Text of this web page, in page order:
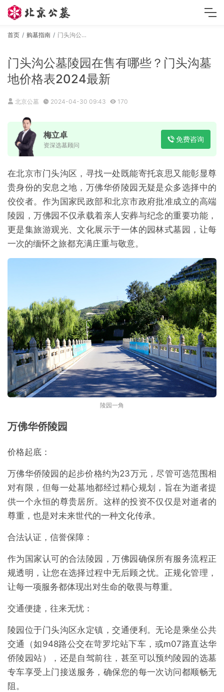
首页 购墓指南 门头沟公墓陵园在售有哪些？门头沟墓地价格表2024最新
门头沟公墓陵园在售有哪些？门头沟墓
地价格表2024最新
北京公墓 2024-04-30 09:43 170
梅立卓
资深选墓顾问
免费咨询
在北京市门头沟区，寻找一处既能寄托哀思又能彰显尊
贵身份的安息之地，万佛华侨陵园无疑是众多选择中的
佼佼者。作为国家民政部和北京市政府批准成立的高端
陵园，万佛园不仅承载着亲人安葬与纪念的重要功能，
更是集旅游观光、文化展示于一体的园林式墓园，让每
一次的缅怀之旅都充满庄重与敬意。
陵园一角
万佛华侨陵园
价格起底：
万佛华侨陵园的起步价格约为23万元，尽管可选范围相
对有限，但每一处墓地都经过精心规划，旨在为逝者提
供一个永恒的尊贵居所。这样的投资不仅仅是对逝者的
尊重，也是对未来世代的一种文化传承。
合法认证，信誉保障：
作为国家认可的合法陵园，万佛园确保所有服务流程正
规透明，让您在选择过程中无后顾之忧。正规化管理，
让每一项服务都体现出对生命的敬畏与尊重。
交通便捷，往来无忧：
陵园位于门头沟区永定镇，交通便利。无论是乘坐公共
交通（如948路公交在苛罗坨站下车，或m07路直达华
侨陵园站），还是自驾前往，甚至可以预约陵园的选墓
专车享受上门接送服务，确保您的每一次访问都顺畅无
阻。